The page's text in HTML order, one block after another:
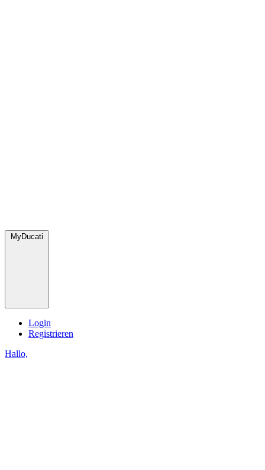
MyDucati
Login
Registrieren
Hallo,